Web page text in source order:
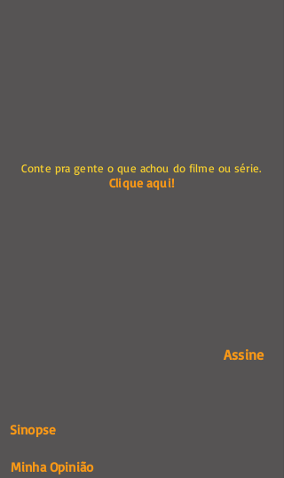
Conte pra gente o que achou do filme ou série.
Clique aqui!
Assine
Sinopse
Minha Opinião